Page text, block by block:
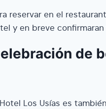
reservar en el
y en breve
de
Los Usías es